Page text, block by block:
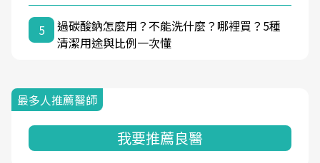
5
過碳酸鈉怎麼用？不能洗什麼？哪裡買？5種
清潔用途與比例一次懂
最多人推薦醫師
我要推薦良醫